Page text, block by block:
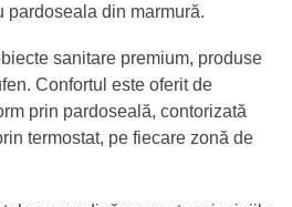
pardoseala din marmură.
sanitare premium, produse
Confortul este oferit de
prin pardoseală, contorizată
termostat, pe fiecare zonă de